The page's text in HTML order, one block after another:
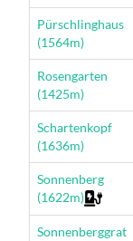
Wanderung
Pürschlinghaus
(1564m)
Wanderung
Rosengarten
(1425m)
Wanderung
Schartenkopf
(1636m)
Wanderung
Sonnenberg
(1622m)
Wanderung
Sonnenberggrat